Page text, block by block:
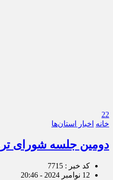
22
خانه اخبار استان‌ها
دومین جلسه شورای
کد خبر : 7715
12 نوامبر 2024 - 20:46